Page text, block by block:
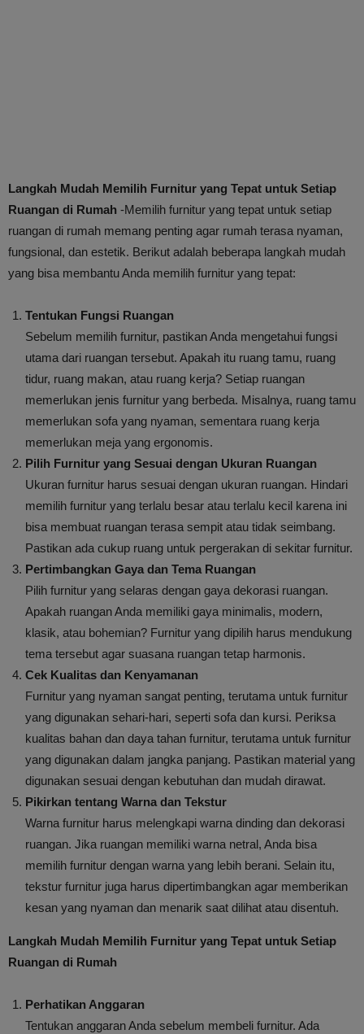
Langkah Mudah Memilih Furnitur yang Tepat untuk Setiap
Ruangan di Rumah -Memilih furnitur yang tepat untuk setiap
ruangan di rumah memang penting agar rumah terasa nyaman,
fungsional, dan estetik. Berikut adalah beberapa langkah mudah
yang bisa membantu Anda memilih furnitur yang tepat:
Tentukan Fungsi Ruangan
Sebelum memilih furnitur, pastikan Anda mengetahui fungsi
utama dari ruangan tersebut. Apakah itu ruang tamu, ruang
tidur, ruang makan, atau ruang kerja? Setiap ruangan
memerlukan jenis furnitur yang berbeda. Misalnya, ruang tamu
memerlukan sofa yang nyaman, sementara ruang kerja
memerlukan meja yang ergonomis.
Pilih Furnitur yang Sesuai dengan Ukuran Ruangan
Ukuran furnitur harus sesuai dengan ukuran ruangan. Hindari
memilih furnitur yang terlalu besar atau terlalu kecil karena ini
bisa membuat ruangan terasa sempit atau tidak seimbang.
Pastikan ada cukup ruang untuk pergerakan di sekitar furnitur.
Pertimbangkan Gaya dan Tema Ruangan
Pilih furnitur yang selaras dengan gaya dekorasi ruangan.
Apakah ruangan Anda memiliki gaya minimalis, modern,
klasik, atau bohemian? Furnitur yang dipilih harus mendukung
tema tersebut agar suasana ruangan tetap harmonis.
Cek Kualitas dan Kenyamanan
Furnitur yang nyaman sangat penting, terutama untuk furnitur
yang digunakan sehari-hari, seperti sofa dan kursi. Periksa
kualitas bahan dan daya tahan furnitur, terutama untuk furnitur
yang digunakan dalam jangka panjang. Pastikan material yang
digunakan sesuai dengan kebutuhan dan mudah dirawat.
Pikirkan tentang Warna dan Tekstur
Warna furnitur harus melengkapi warna dinding dan dekorasi
ruangan. Jika ruangan memiliki warna netral, Anda bisa
memilih furnitur dengan warna yang lebih berani. Selain itu,
tekstur furnitur juga harus dipertimbangkan agar memberikan
kesan yang nyaman dan menarik saat dilihat atau disentuh.
Langkah Mudah Memilih Furnitur yang Tepat untuk Setiap
Ruangan di Rumah
Perhatikan Anggaran
Tentukan anggaran Anda sebelum membeli furnitur. Ada